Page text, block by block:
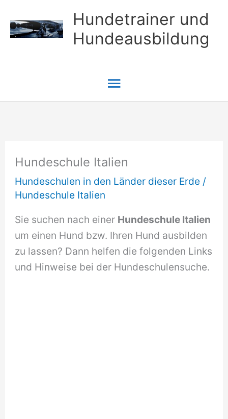
Inhalt
springen
Hundetrainer und
Hundeausbildung
Hauptmenü
Hundeschule Italien
Hundeschulen in den Länder dieser Erde /
Hundeschule Italien
Sie suchen nach einer Hundeschule Italien
um einen Hund bzw. Ihren Hund ausbilden
zu lassen? Dann helfen die folgenden Links
und Hinweise bei der Hundeschulensuche.